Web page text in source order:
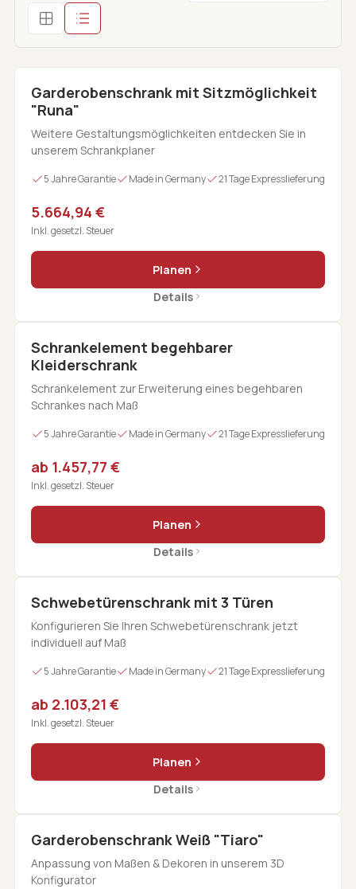
Garderobenschrank mit Sitzmöglichkeit
"Runa"
Weitere Gestaltungsmöglichkeiten entdecken Sie in
unserem Schrankplaner
5 Jahre Garantie Made in Germany 21 Tage Expresslieferung
5.664,94 €
Inkl. gesetzl. Steuer
Planen
Details
Schrankelement begehbarer
Kleiderschrank
Schrankelement zur Erweiterung eines begehbaren
Schrankes nach Maß
5 Jahre Garantie Made in Germany 21 Tage Expresslieferung
ab 1.457,77 €
Inkl. gesetzl. Steuer
Planen
Details
Schwebetürenschrank mit 3 Türen
Konfigurieren Sie Ihren Schwebetürenschrank jetzt
individuell auf Maß
5 Jahre Garantie Made in Germany 21 Tage Expresslieferung
ab 2.103,21 €
Inkl. gesetzl. Steuer
Planen
Details
Garderobenschrank Weiß "Tiaro"
Anpassung von Maßen & Dekoren in unserem 3D
Konfigurator